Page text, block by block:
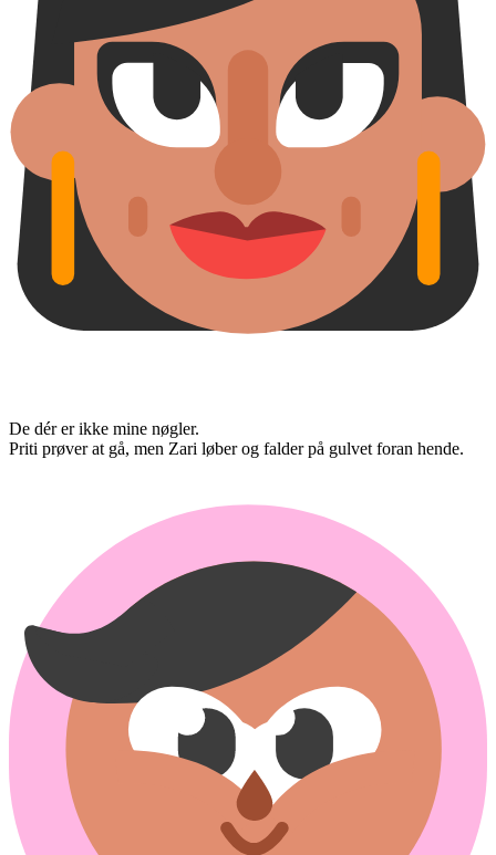
De dér er ikke mine nøgler.
Priti prøver at gå, men Zari løber og falder på gulvet foran hende.